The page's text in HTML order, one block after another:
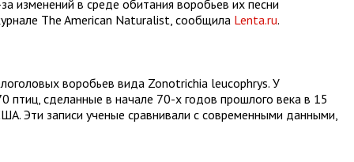
изменений в среде обитания воробьев их песни
The American Naturalist, сообщила Lenta.ru.
воробьев вида Zonotrichia leucophrys. У
птиц, сделанные в начале 70-х годов прошлого века в 15
Эти записи ученые сравнивали с современными данными,